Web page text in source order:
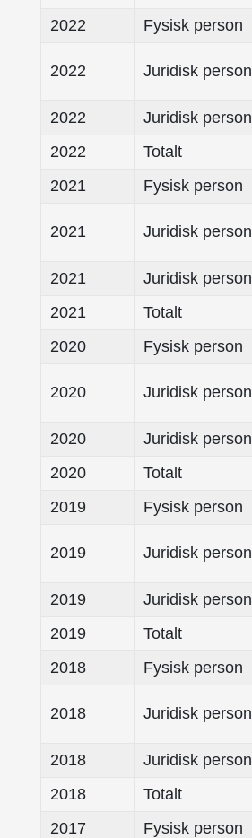
2022 Fysisk person
2022 Juridisk person
2022
Juridisk person
2022
Totalt
2021
Fysisk person
2021 Juridisk person
2021
Juridisk person
2021
Totalt
2020
Fysisk person
2020 Juridisk person
2020
Juridisk person
2020
Totalt
2019
Fysisk person
2019 Juridisk person
2019
Juridisk person
2019
Totalt
2018
Fysisk person
2018 Juridisk person
2018
Juridisk person
2018
Totalt
2017
Fysisk person